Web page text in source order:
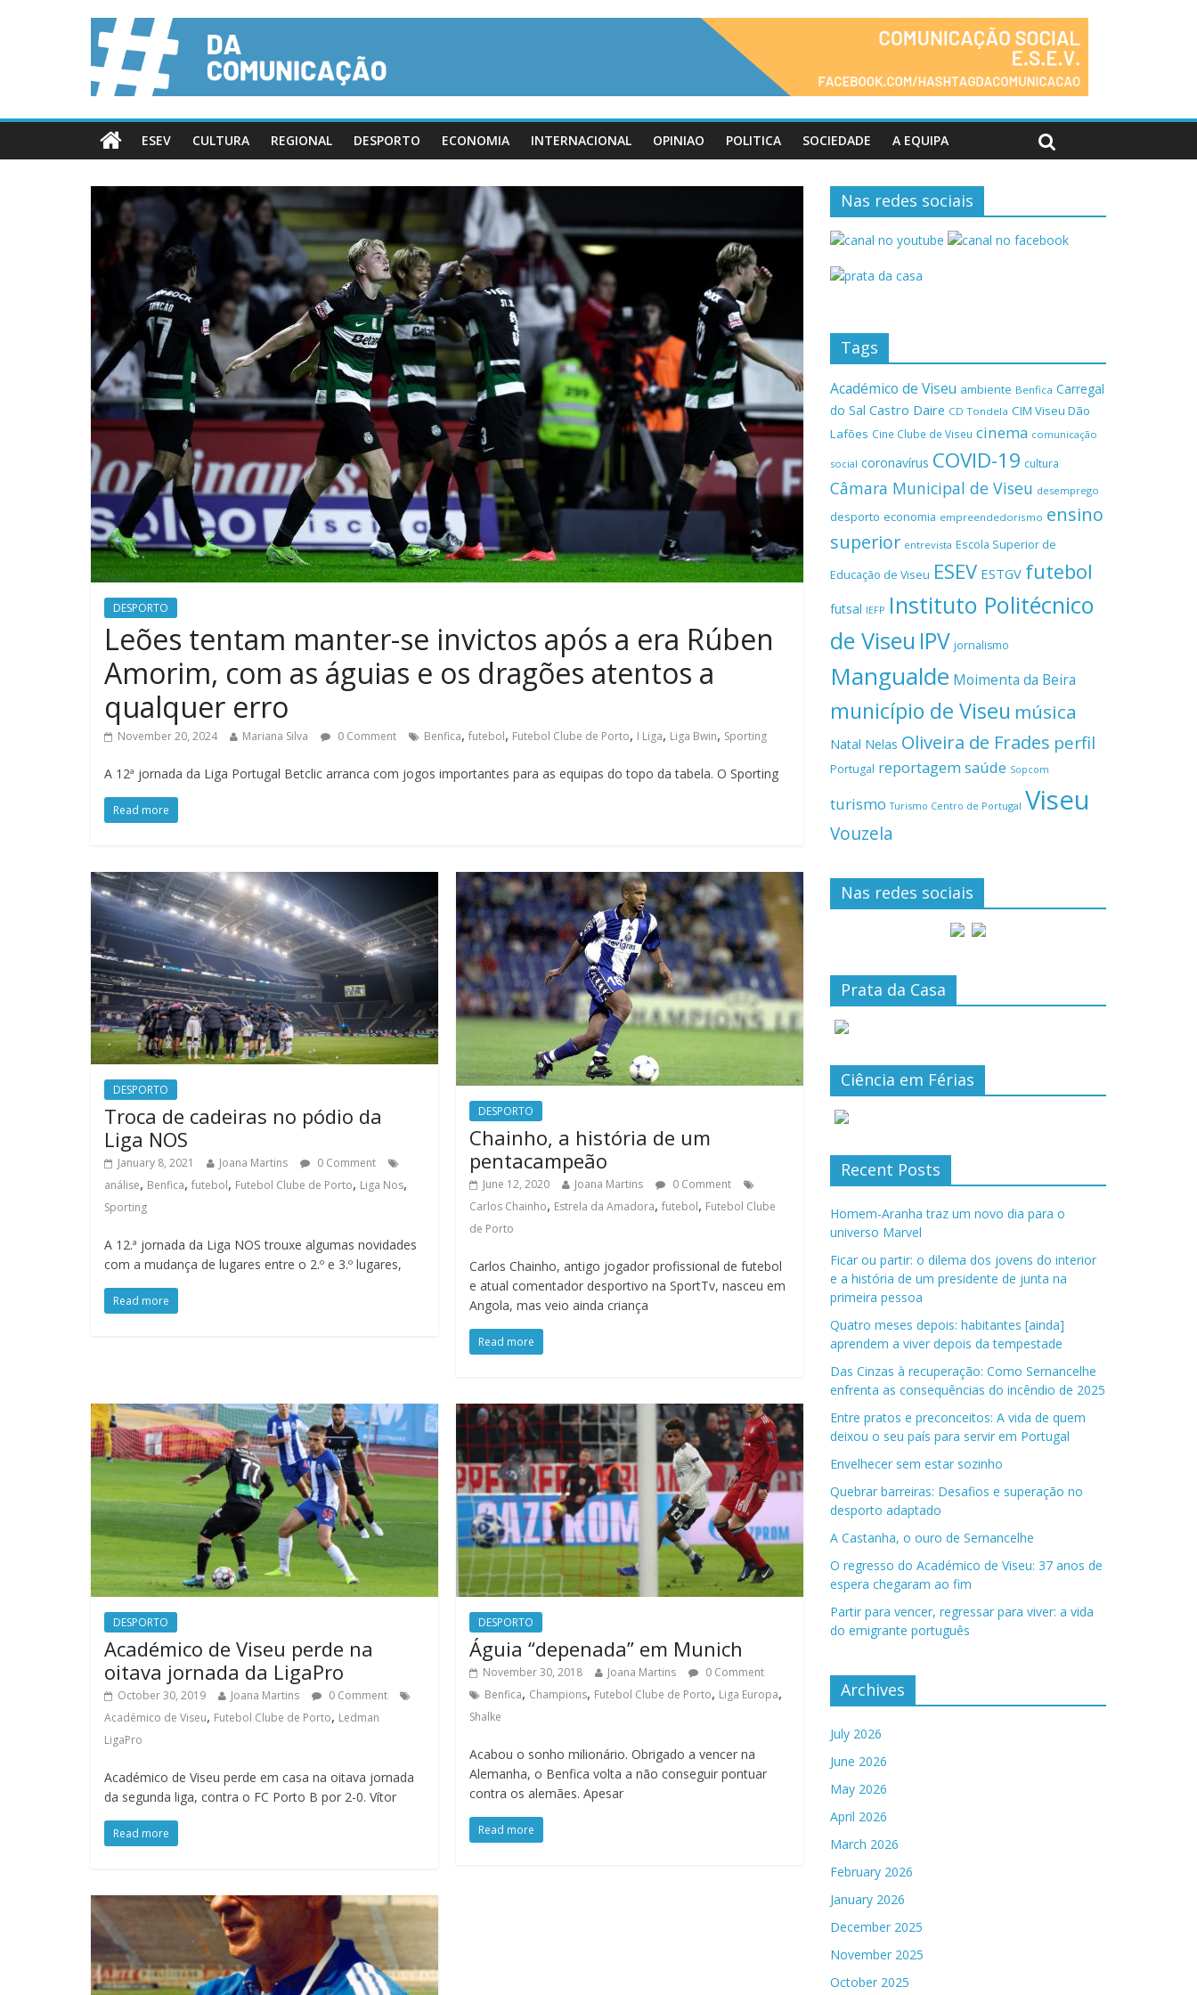
ESEV CULTURA REGIONAL DESPORTO ECONOMIA INTERNACIONAL OPINIAO POLITICA SOCIEDADE A EQUIPA
DESPORTO
Leões tentam manter-se invictos após a era Rúben
Amorim, com as águias e os dragões atentos a
qualquer erro
November 20, 2024 Mariana Silva 0 Comment Benfica, futebol, Futebol Clube de Porto, I Liga, Liga Bwin, Sporting
A 12ª jornada da Liga Portugal Betclic arranca com jogos importantes para as equipas do topo da tabela. O Sporting
Read more
DESPORTO
Troca de cadeiras no pódio da
Liga NOS
January 8, 2021 Joana Martins
0 Comment
análise, Benfica, futebol, Futebol Clube de Porto, Liga Nos,
Sporting
A 12.ª jornada da Liga NOS trouxe algumas novidades
com a mudança de lugares entre o 2.º e 3.º lugares,
Read more
DESPORTO
Chainho, a história de um
pentacampeão
June 12, 2020 Joana Martins
0 Comment
Carlos Chainho, Estrela da Amadora,futebol, Futebol Clube
de Porto
Carlos Chainho, antigo jogador profissional de futebol
e atual comentador desportivo na SportTv, nasceu em
Angola, mas veio ainda criança
Read more
DESPORTO
Académico de Viseu perde na
oitava jornada da LigaPro
October 30, 2019 Joana Martins
0 Comment
Académico de Viseu, Futebol Clube de Porto, Ledman
LigaPro
Académico de Viseu perde em casa na oitava jornada
da segunda liga, contra o FC Porto B por 2-0. Vítor
Read more
DESPORTO
Águia “depenada” em Munich
November 30, 2018 Joana Martins
0 Comment
Benfica, Champions, Futebol Clube de Porto, Liga Europa,
Shalke
Acabou o sonho milionário. Obrigado a vencer na
Alemanha, o Benfica volta a não conseguir pontuar
contra os alemães. Apesar
Read more
Nas redes sociais
Tags
Académico de Viseu ambiente Benfica Carregal
do Sal Castro Daire CD Tondela CIM Viseu Dão
Lafões Cine Clube de Viseu cinema comunicação
social coronavírus COVID-19 cultura
Câmara Municipal de Viseu desemprego
desporto economia empreendedorismo ensino
superior entrevista Escola Superior de
Educação de Viseu ESEV ESTGV futebol
futsal IEFP Instituto Politécnico
de Viseu IPV jornalismo
Mangualde Moimenta da Beira
município de Viseu música
Natal Nelas Oliveira de Frades perfil
Portugal reportagemsaúde Sopcom
turismo Turismo Centro de Portugal Viseu
Vouzela
Nas redes sociais
Prata da Casa
Ciência em Férias
Recent Posts
Homem-Aranha traz um novo dia para o
universo Marvel
Ficar ou partir: o dilema dos jovens do interior
e a história de um presidente de junta na
primeira pessoa
Quatro meses depois: habitantes [ainda]
aprendem a viver depois da tempestade
Das Cinzas à recuperação: Como Sernancelhe
enfrenta as consequências do incêndio de 2025
Entre pratos e preconceitos: A vida de quem
deixou o seu país para servir em Portugal
Envelhecer sem estar sozinho
Quebrar barreiras: Desafios e superação no
desporto adaptado
A Castanha, o ouro de Sernancelhe
O regresso do Académico de Viseu: 37 anos de
espera chegaram ao fim
Partir para vencer, regressar para viver: a vida
do emigrante português
Archives
July 2026
June 2026
May 2026
April 2026
March 2026
February 2026
January 2026
December 2025
November 2025
October 2025